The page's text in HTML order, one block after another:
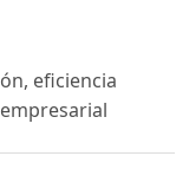
eficiencia